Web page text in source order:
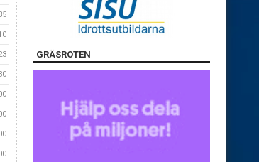
GRÄSROTEN